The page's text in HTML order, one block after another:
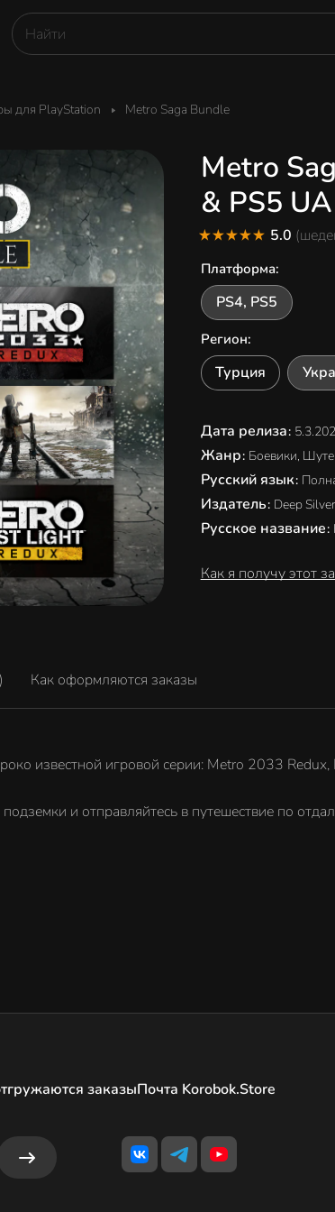
для PlayStation Metro Saga Bundle
Metro
& PS5 UA
5.0
Платформа:
PS4, PS5
Регион:
Турция
Дата релиза:
Жанр: Боевики,
Русский язык:
Издатель: Deep Silver
Русское название:
Как я получу этот
Как оформляются заказы
известной игровой серии: Metro 2033
и отправляйтесь в путешествие по
заказыПочта Korobok.Store